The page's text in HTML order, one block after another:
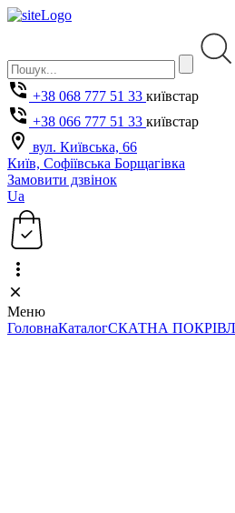
+38 068 777 51 33 київстар
+38 066 777 51 33 київстар
вул. Київська, 66
Київ, Софіївська Борщагівка
Замовити дзвінок
Ua
Меню
ГоловнаКаталогСКАТНА